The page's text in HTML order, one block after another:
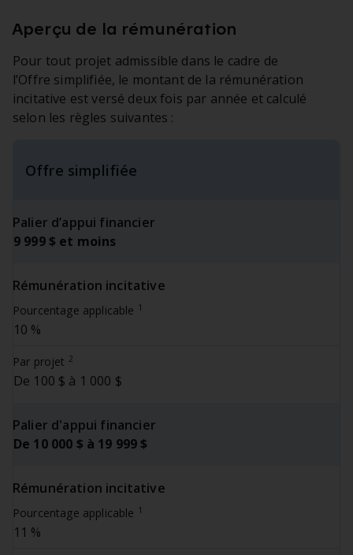
Aperçu de la rémunération
Pour tout projet admissible dans le cadre de
l’Offre simplifiée, le montant de la rémunération
incitative est versé deux fois par année et calculé
selon les règles suivantes :
Offre simplifiée
Palier d’appui financier
9 999 $ et moins
Rémunération incitative
Pourcentage applicable 1
10 %
Par projet 2
De 100 $ à 1 000 $
Palier d'appui financier
De 10 000 $ à 19 999 $
Rémunération incitative
Pourcentage applicable 1
11 %